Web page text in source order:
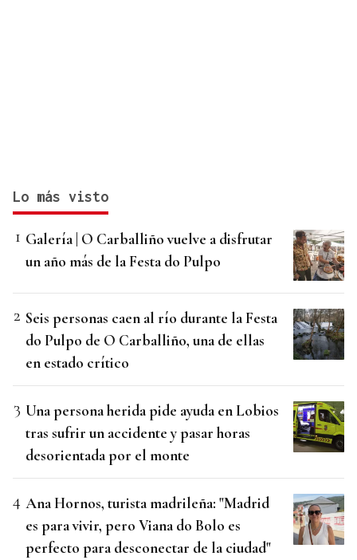
Lo más visto
Galería | O Carballiño vuelve a disfrutar
un año más de la Festa do Pulpo
Seis personas caen al río durante la Festa
do Pulpo de O Carballiño, una de ellas
en estado crítico
Una persona herida pide ayuda en Lobios
tras sufrir un accidente y pasar horas
desorientada por el monte
Ana Hornos, turista madrileña: "Madrid
es para vivir, pero Viana do Bolo es
perfecto para desconectar de la ciudad"